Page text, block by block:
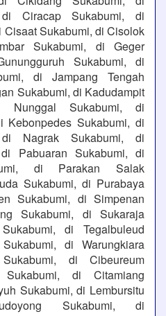
Ciracap Sukabumi, di
Sukabumi, di Cisolok
Sukabumi, di Geger
Sukabumi, di
di Jampang Tengah
Sukabumi, di Kadudampit
Nunggal Sukabumi, di
Kebonpedes Sukabumi, di
di Nagrak Sukabumi, di
Pabuaran Sukabumi, di
di Parakan Salak
Sukabumi, di Purabaya
Sukabumi, di Simpenan
Sukabumi, di Sukaraja
di Tegalbuleud
di Warungkiara
di Cibeureum
di Citamiang
Sukabumi, di Lembursitu
Sukabumi, di